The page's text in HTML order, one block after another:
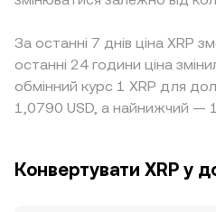
За останні 7 днів ціна XRP
останні 24 години ціна
обмінний курс 1 XRP для
1,0790 USD, а найнижчий —
Конвертувати XRP у